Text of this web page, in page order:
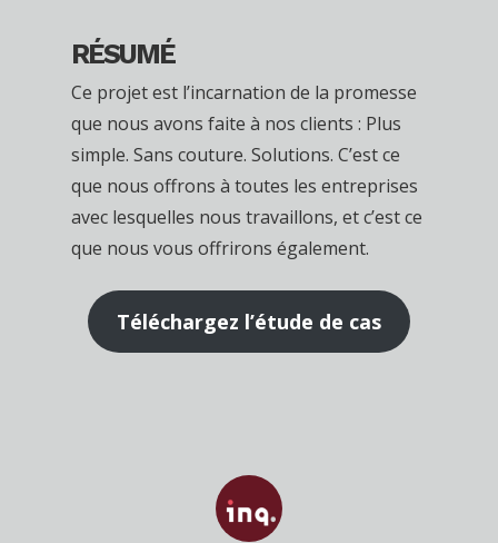
RÉSUMÉ
Ce projet est l’incarnation de la promesse
que nous avons faite à nos clients : Plus
simple. Sans couture. Solutions. C’est ce
que nous offrons à toutes les entreprises
avec lesquelles nous travaillons, et c’est ce
que nous vous offrirons également.
Téléchargez l’étude de cas